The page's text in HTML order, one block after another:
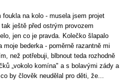
na kolo - musela jsem projet
ještě před ostrým provozem
jen co je pravda. Kolečko šlapalo
bederka - poměrně razantně mi
než potřebuji, blbnout teda rozhodně
„vokolo komína" a s bolavými zády a
by člověk neudělal pro děti, že...